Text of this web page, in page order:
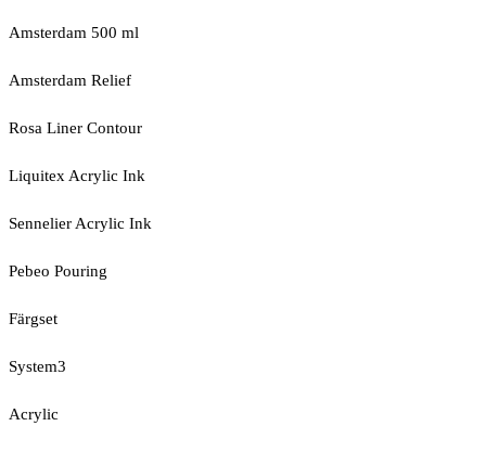
Amsterdam 500 ml
Amsterdam Relief
Rosa Liner Contour
Liquitex Acrylic Ink
Sennelier Acrylic Ink
Pebeo Pouring
Färgset
System3
Acrylic